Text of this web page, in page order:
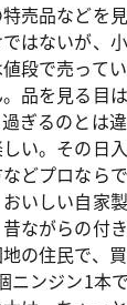
売品などを
はないが、
段で売って
品を見る目
ぎるのとは
い。その日
どプロなら
いしい自家
ながらの付
の住民で、
ニンジン1本